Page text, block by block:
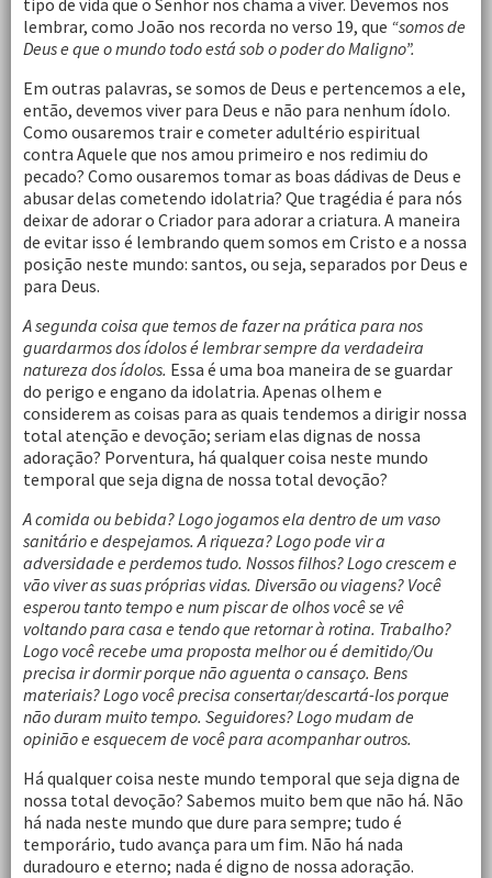
tipo de vida que o Senhor nos chama a viver. Devemos nos
lembrar, como João nos recorda no verso 19, que “somos de
Deus e que o mundo todo está sob o poder do Maligno”.
Em outras palavras, se somos de Deus e pertencemos a ele,
então, devemos viver para Deus e não para nenhum ídolo.
Como ousaremos trair e cometer adultério espiritual
contra Aquele que nos amou primeiro e nos redimiu do
pecado? Como ousaremos tomar as boas dádivas de Deus e
abusar delas cometendo idolatria? Que tragédia é para nós
deixar de adorar o Criador para adorar a criatura. A maneira
de evitar isso é lembrando quem somos em Cristo e a nossa
posição neste mundo: santos, ou seja, separados por Deus e
para Deus.
A segunda coisa que temos de fazer na prática para nos
guardarmos dos ídolos é lembrar sempre da verdadeira
natureza dos ídolos. Essa é uma boa maneira de se guardar
do perigo e engano da idolatria. Apenas olhem e
considerem as coisas para as quais tendemos a dirigir nossa
total atenção e devoção; seriam elas dignas de nossa
adoração? Porventura, há qualquer coisa neste mundo
temporal que seja digna de nossa total devoção?
A comida ou bebida? Logo jogamos ela dentro de um vaso
sanitário e despejamos. A riqueza? Logo pode vir a
adversidade e perdemos tudo. Nossos filhos? Logo crescem e
vão viver as suas próprias vidas. Diversão ou viagens? Você
esperou tanto tempo e num piscar de olhos você se vê
voltando para casa e tendo que retornar à rotina. Trabalho?
Logo você recebe uma proposta melhor ou é demitido/Ou
precisa ir dormir porque não aguenta o cansaço. Bens
materiais? Logo você precisa consertar/descartá-los porque
não duram muito tempo. Seguidores? Logo mudam de
opinião e esquecem de você para acompanhar outros.
Há qualquer coisa neste mundo temporal que seja digna de
nossa total devoção? Sabemos muito bem que não há. Não
há nada neste mundo que dure para sempre; tudo é
temporário, tudo avança para um fim. Não há nada
duradouro e eterno; nada é digno de nossa adoração.